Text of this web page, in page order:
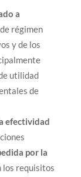
a
de régimen
y de los
utilidad
de
efectividad
por la
los requisitos